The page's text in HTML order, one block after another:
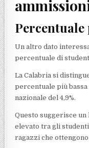
Percentuale
Un altro dato
percentuale di
La Calabria si
percentuale più bassa
nazionale del 4,9%.
Questo suggerisce
elevato tra gli
ragazzi che